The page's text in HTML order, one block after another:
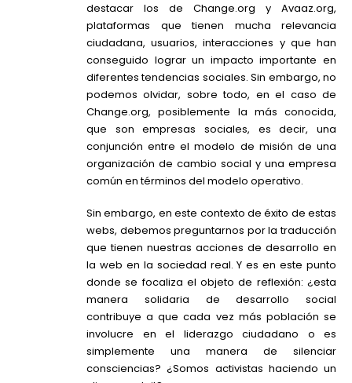
destacar los de Change.org y Avaaz.org,
plataformas que tienen mucha relevancia
ciudadana, usuarios, interacciones y que han
conseguido lograr un impacto importante en
diferentes tendencias sociales. Sin embargo, no
podemos olvidar, sobre todo, en el caso de
Change.org, posiblemente la más conocida,
que son empresas sociales, es decir, una
conjunción entre el modelo de misión de una
organización de cambio social y una empresa
común en términos del modelo operativo.
Sin embargo, en este contexto de éxito de estas
webs, debemos preguntarnos por la traducción
que tienen nuestras acciones de desarrollo en
la web en la sociedad real. Y es en este punto
donde se focaliza el objeto de reflexión: ¿esta
manera solidaria de desarrollo social
contribuye a que cada vez más población se
involucre en el liderazgo ciudadano o es
simplemente una manera de silenciar
consciencias? ¿Somos activistas haciendo un